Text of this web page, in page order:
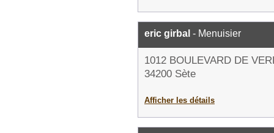
eric girbal - Menuisier
1012 BOULEVARD DE
34200 Sète
Afficher les détails